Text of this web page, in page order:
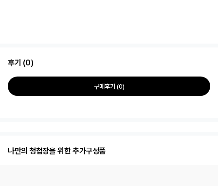
후기 (0)
구매후기 (0)
나만의 청첩장을 위한 추가구성품